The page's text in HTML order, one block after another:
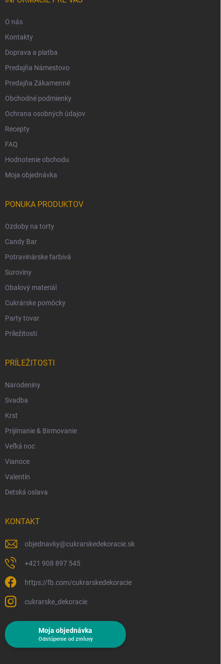
O nás
Kontakty
Doprava a platba
Predajňa Námestovo
Predajňa Zákamenné
Obchodné podmienky
Ochrana osobných údajov
Recepty
FAQ
Hodnotenie obchodu
Moja objednávka
PONUKA PRODUKTOV
Ozdoby na torty
Candy Bar
Potravinárske farbivá
Suroviny
Obalový materiál
Cukrárske pomôcky
Party tovar
Príležitosti
PRÍLEŽITOSTI
Narodeniny
Svadba
Krst
Prijímanie & Birmovanie
Veľká noc
Vianoce
Valentín
Detská oslava
KONTAKT
objednavky@cukrarskedekoracie.sk
+421 908 897 545
https://fb.com/cukrarskedekoracie
cukrarske_dekoracie
Moja objednávka
Odstúpenie od zmluvy